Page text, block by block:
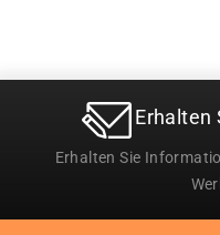
Erhalten
Erhalten Sie